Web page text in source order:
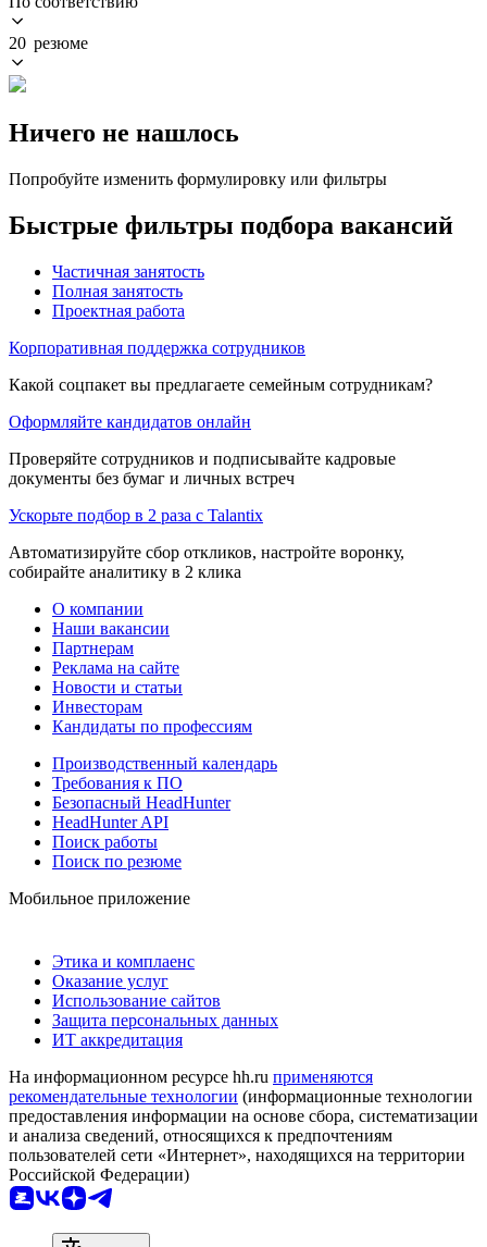
20 резюме
Ничего не нашлось
Попробуйте изменить формулировку или фильтры
Быстрые фильтры подбора вакансий
Частичная занятость
Полная занятость
Проектная работа
Корпоративная поддержка сотрудников
Какой соцпакет вы предлагаете семейным сотрудникам?
Оформляйте кандидатов онлайн
Проверяйте сотрудников и подписывайте кадровые
документы без бумаг и личных встреч
Ускорьте подбор в 2 раза с Talantix
Автоматизируйте сбор откликов, настройте воронку,
собирайте аналитику в 2 клика
О компании
Наши вакансии
Партнерам
Реклама на сайте
Новости и статьи
Инвесторам
Кандидаты по профессиям
Производственный календарь
Требования к ПО
Безопасный HeadHunter
HeadHunter API
Поиск работы
Поиск по резюме
Мобильное приложение
Этика и комплаенс
Оказание услуг
Использование сайтов
Защита персональных данных
ИТ аккредитация
На информационном ресурсе hh.ru применяются
рекомендательные технологии (информационные технологии
предоставления информации на основе сбора, систематизации
и анализа сведений, относящихся к предпочтениям
пользователей сети «Интернет», находящихся на территории
Российской Федерации)